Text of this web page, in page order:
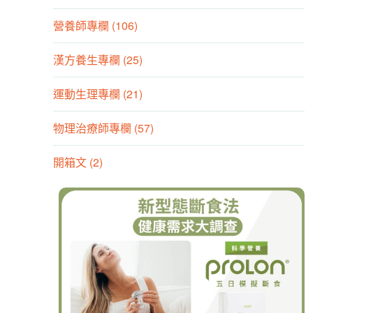
營養師專欄 (106)
漢方養生專欄 (25)
運動生理專欄 (21)
物理治療師專欄 (57)
開箱文 (2)